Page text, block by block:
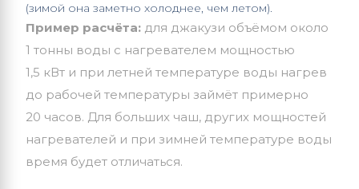
(зимой она заметно холоднее, чем летом).
Пример расчёта: для джакузи объёмом около
1 тонны воды с нагревателем мощностью
1,5 кВт и при летней температуре воды нагрев
до рабочей температуры займёт примерно
20 часов. Для больших чаш, других мощностей
нагревателей и при зимней температуре воды
время будет отличаться.